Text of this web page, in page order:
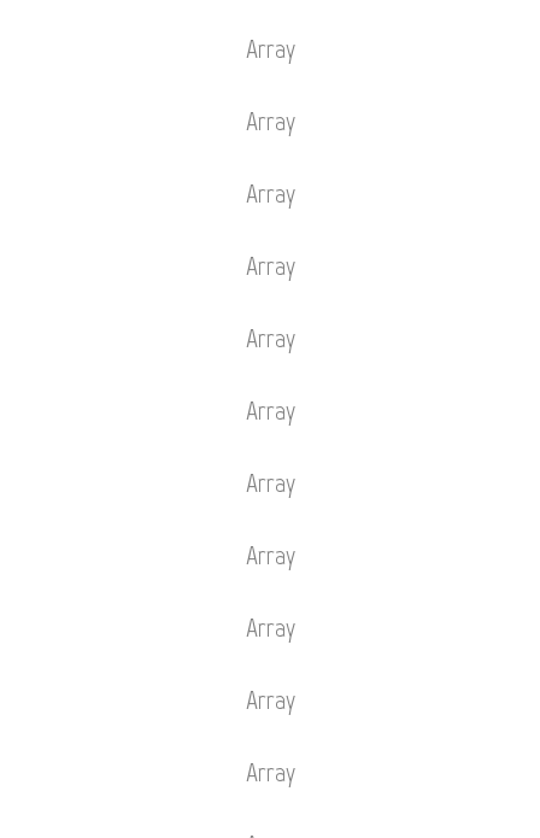
Array
Array
Array
Array
Array
Array
Array
Array
Array
Array
Array